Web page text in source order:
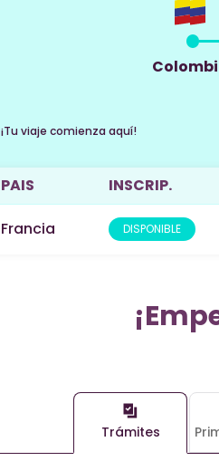
¡Tu viaje comienza aquí!
PAIS INSCRIP.
Francia DISPONIBLE
Trámites